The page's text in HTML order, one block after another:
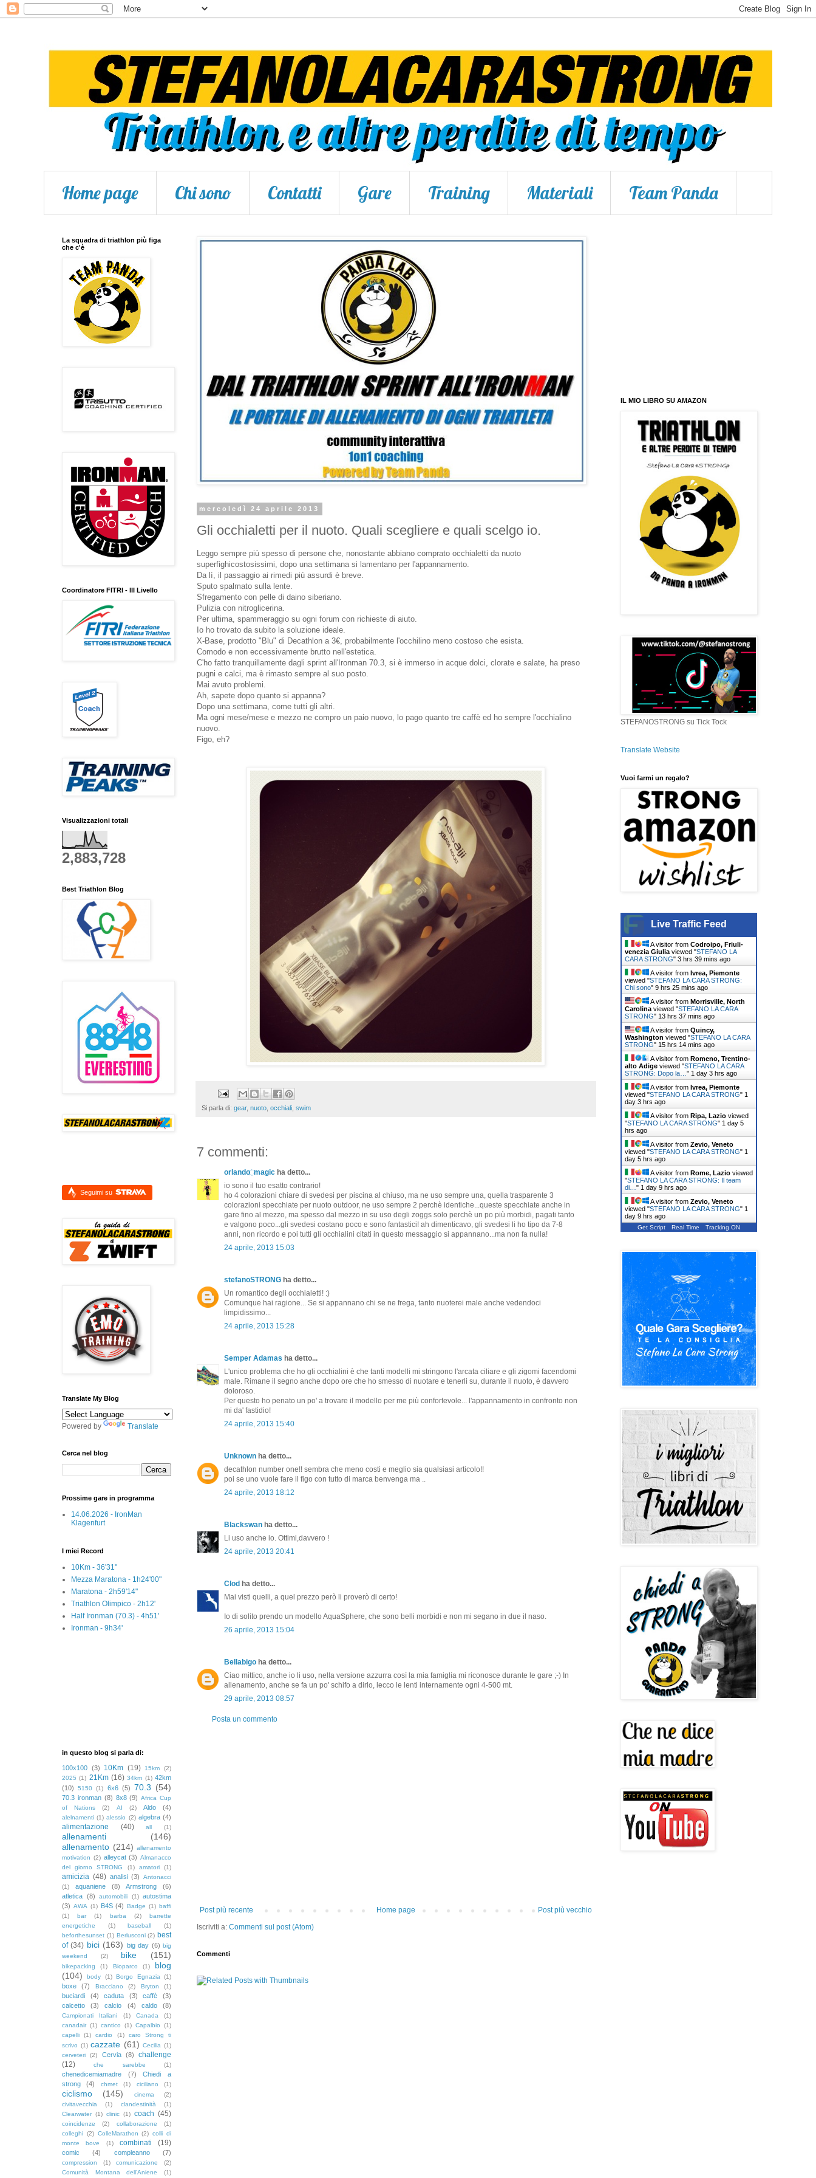
Home page Chi sono Contatti Gare Training Materiali Team Panda
mercoledì 24 aprile 2013
Gli occhialetti per il nuoto. Quali scegliere e quali scelgo io.
Leggo sempre più spesso di persone che, nonostante abbiano comprato occhialetti da nuoto
superfighicostosissimi, dopo una settimana si lamentano per l'appannamento.
Da lì, il passaggio ai rimedi più assurdi è breve.
Sputo spalmato sulla lente.
Sfregamento con pelle di daino siberiano.
Pulizia con nitroglicerina.
Per ultima, spammeraggio su ogni forum con richieste di aiuto.
Io ho trovato da subito la soluzione ideale.
X-Base, prodotto "Blu" di Decathlon a 3€, probabilmente l'occhilino meno costoso che esista.
Comodo e non eccessivamente brutto nell'estetica.
C'ho fatto tranquillamente dagli sprint all'Ironman 70.3, si è immerso in acque dolci, clorate e salate, ha preso
pugni e calci, ma è rimasto sempre al suo posto.
Mai avuto problemi.
Ah, sapete dopo quanto si appanna?
Dopo una settimana, come tutti gli altri.
Ma ogni mese/mese e mezzo ne compro un paio nuovo, lo pago quanto tre caffè ed ho sempre l'occhialino
nuovo.
Figo, eh?
Si parla di: gear, nuoto occhiali swim
7 commenti:
orlando ҉ magic ha detto...
io sono il tuo esatto contrario!
ho 4 colorazioni chiare di svedesi per piscina al chiuso, ma ne uso sempre una, quella trasparente 3
colorazioni specchiate per nuoto outdoor, ne uso sempre 2 perchè identiche...queste specchiate anche in
gare fino al mezzo, ma spesso dal mezzo in su uso degli zoggs solo perchè un po più morbidi, pagati tanto
e valgono poco...gli svedesi costano poco e sono fantastici! ah dimenticavo, gli svedesi li ho tipo da 7-8
anni, non ricordo e poi tutti gli occhialini citati in questo messaggio si appannano...ma non fa nulla!
24 aprile, 2013 15:03
stefanoSTRONG ha detto...
Un romantico degli occhialetti! :)
Comunque hai ragione... Se si appannano chi se ne frega, tanto nuoterei male anche vedendoci
limpidissimo...
24 aprile, 2013 15:28
Semper Adamas ha detto...
L'unico problema che ho gli occhialini è che tanti modelli mi stringono l'arcata ciliare e gli zigomi facendomi
male. Rimane il segno anche dopo ore che ho smesso di nuotare e tenerli su, durante il nuoto, è davvero
doloroso.
Per questo ho penato un po' a trovare il modello per me più confortevole... l'appannamento in confronto non
mi da' fastidio!
24 aprile, 2013 15:40
Unknown ha detto...
decathlon number one!! sembra che meno costi e meglio sia qualsiasi articolo!!
poi se uno vuole fare il figo con tutto di marca benvenga ma ..
24 aprile, 2013 18:12
Blackswan ha detto...
Li uso anche io. Ottimi,davvero !
24 aprile, 2013 20:41
Clod ha detto...
Mai visti quelli, a quel prezzo però li proverò di certo!
Io di solito prendo un modello AquaSphere, che sono belli morbidi e non mi segano in due il naso.
26 aprile, 2013 15:04
Bellabigo ha detto...
Ciao mittico, anche io li uso, nella versione azzurra così la mia famiglia mi riconosce durante le gare ;-) In
allenamento, anche se fa un po' schifo a dirlo, lecco le lenti internamente ogni 4-500 mt.
29 aprile, 2013 08:57
Posta un commento
Post più recente Post più vecchio
Home page
Iscriviti a: Commenti sul post (Atom)
Commenti
La squadra di triathlon più figa
che c'è
Coordinatore FITRI - III Livello
Visualizzazioni totali
2,883,728
Best Triathlon Blog
Seguimi su
Translate My Blog
Powered by Translate
Cerca nel blog
Prossime gare in programma
14.06.2026 - IronMan
Klagenfurt
I miei Record
10Km - 36'31"
Mezza Maratona - 1h24'00"
Maratona - 2h59'14"
Triathlon Olimpico - 2h12'
Half Ironman (70.3) - 4h51'
Ironman - 9h34'
in questo blog si parla di:
100x100 (3) 10Km (19) 15km
(2)
2025 (1) 21Km (16) 34km (1) 42km
(10)
5150 (1) 6x6 (5) 70.3 (54)
70.3 ironman (8) 8x8 (9) Africa Cup
of Nations
(2) AI (2) Aldo (4)
alelnamenti (1) alessio (2) algebra (4)
alimentazione (40) all (1)
allenamenti
(146)
allenamento (214) allenamento
motivation (2) alleycat (3) Almanacco
del giorno STRONG
(1) amatori (1)
amicizia (48) analisi (3)
Antonacci
(1)
aquaniene (8) Armstrong
(6)
atletica (8) automobili (1) autostima
(3) AWA (1) B4S (4) Badge (1) baffi
(1)
bar (1) barba (2)
barrette
energetiche
(1) baseball
(1)
beforthesunset (1) Berlusconi (2) best
of (34) bici (163) big day (6) big
weekend
(2) bike (151)
bikepacking (1) Bioparco (1)
blog
(104)
body (1) Borgo Egnazia (1)
boxe (7) Bracciano (2) Bryton (1)
buciardi (4) caduta (3) caffè
(3)
calcetto
(3) calcio (4) caldo (8)
Campionati Italiani (1) Canada
(1)
canadair (1) cantico (1) Capalbio
(1)
capelli
(1) cardio (1)
caro Strong ti
scrivo (1) cazzate (61) Cecilia (1)
cerveteri
(2) Cervia (8)
challenge
(12)
che sarebbe (1)
chenedicemiamadre (7)
Chiedi a
strong
(4) chmet (1) ciciliano (1)
ciclismo (145) cinema
(2)
civitavecchia
(1) clandestinità
(1)
Clearwater (1) clinic (1) coach (45)
coincidenze (2) collaborazione
(1)
colleghi (2) ColleMarathon (2) colli di
monte bove
(1) combinati (19)
comic (4) compleanno (7)
compression (1) comunicazione
(2)
Comunità Montana dell'Aniene
(1)
IL MIO LIBRO SU AMAZON
STEFANOSTRONG su Tick Tock
Translate Website
Vuoi farmi un regalo?
Live Traffic Feed
A visitor from Codroipo, Friuli-
venezia Giulia viewed "STEFANO LA
CARA STRONG" 3 hrs 39 mins ago
A visitor from Ivrea, Piemonte
viewed "STEFANO LA CARA STRONG:
Chi sono" 9 hrs 25 mins ago
A visitor from Morrisville, North
Carolina viewed "STEFANO LA CARA
STRONG" 13 hrs 37 mins ago
A visitor from Quincy,
Washington viewed "STEFANO LA CARA
STRONG" 15 hrs 14 mins ago
A visitor from Romeno, Trentino-
alto Adige viewed "STEFANO LA CARA
STRONG: Dopo la… " 1 day 3 hrs ago
A visitor from Ivrea, Piemonte
viewed "STEFANO LA CARA STRONG" 1
day 3 hrs ago
A visitor from Ripa, Lazio viewed
"STEFANO LA CARA STRONG" 1 day 5
hrs ago
A visitor from Zevio, Veneto
viewed "STEFANO LA CARA STRONG" 1
day 5 hrs ago
A visitor from Rome, Lazio viewed
"STEFANO LA CARA STRONG: Il team
di… " 1 day 9 hrs ago
A visitor from Zevio, Veneto
viewed "STEFANO LA CARA STRONG" 1
day 9 hrs ago
Get Script Real Time Tracking ON